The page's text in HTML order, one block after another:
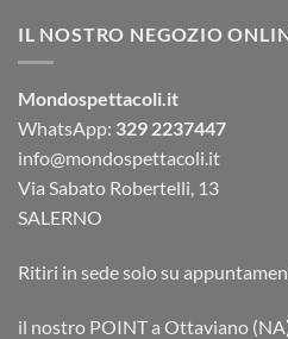
IL NOSTRO NEGOZIO
Mondospettacoli.it
WhatsApp: 329 2237447
info@mondospettacoli.it
Via Sabato Robertelli, 13
SALERNO
Ritiri in sede solo su
il nostro POINT a Ottaviano